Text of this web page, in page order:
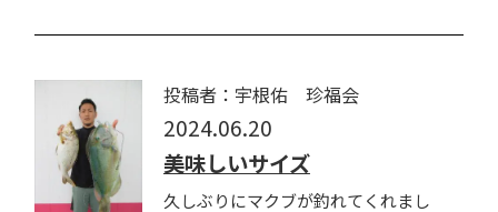
投稿者：宇根佑 珍福会
2024.06.20
美味しいサイズ
久しぶりにマクブが釣れてくれまし